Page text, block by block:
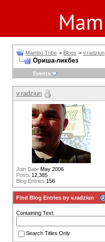
Mambo Tribe > Blogs > v.radziun
Ориша-ликбез
Events
v.radziun
Join Date May 2006
Posts 12,385
Blog Entries 156
Find Blog Entries by v.radziun
Containing Text:
Search Titles Only